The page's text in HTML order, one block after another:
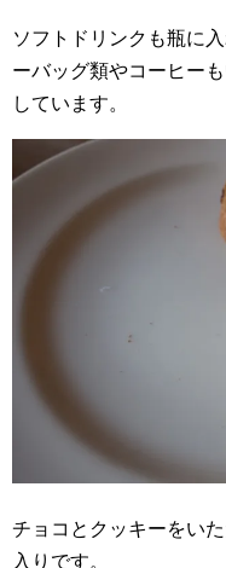
ソフトドリンクも瓶に
ーバッグ類やコーヒー
しています。
チョコとクッキーをい
入りです。